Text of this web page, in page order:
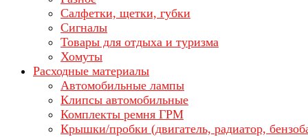
Салфетки, щетки, губки
Сигналы
Товары для отдыха и туризма
Хомуты
Расходные материалы
Автомобильные лампы
Клипсы автомобильные
Комплекты ремня ГРМ
Крышки/пробки (двигатель, радиатор,